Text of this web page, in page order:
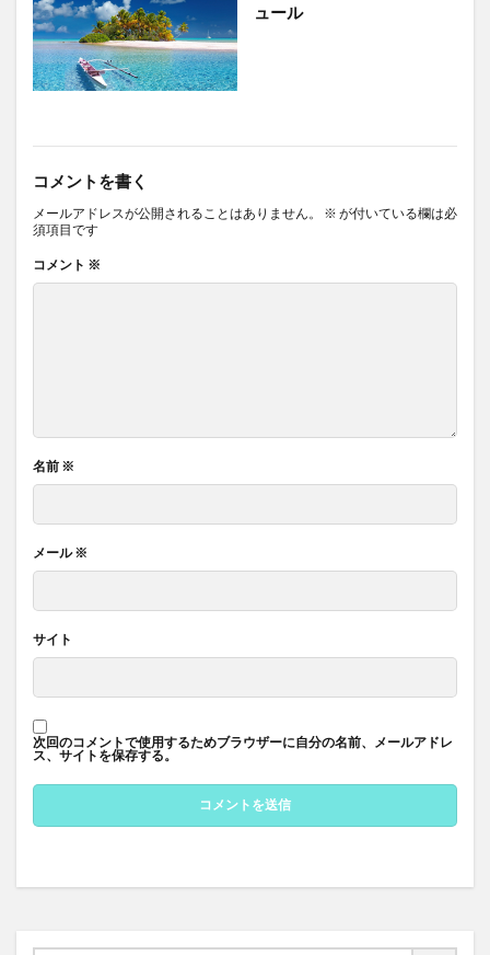
ュール
コメントを書く
メールアドレスが公開されることはありません。 ※ が付いている欄は必
須項目です
コメント ※
名前 ※
メール※
サイト
次回のコメントで使用するためブラウザーに自分の名前、メールアドレ
ス、サイトを保存する。